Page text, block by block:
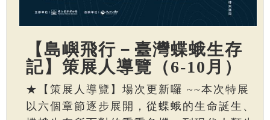
【島嶼飛行－臺灣蝶蛾生存
記】策展人導覽（6-10月）
★【策展人導覽】場次更新囉 ~~本次特展
以六個章節逐步展開，從蝶蛾的生命誕生、